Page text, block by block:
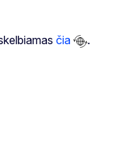
čia
.